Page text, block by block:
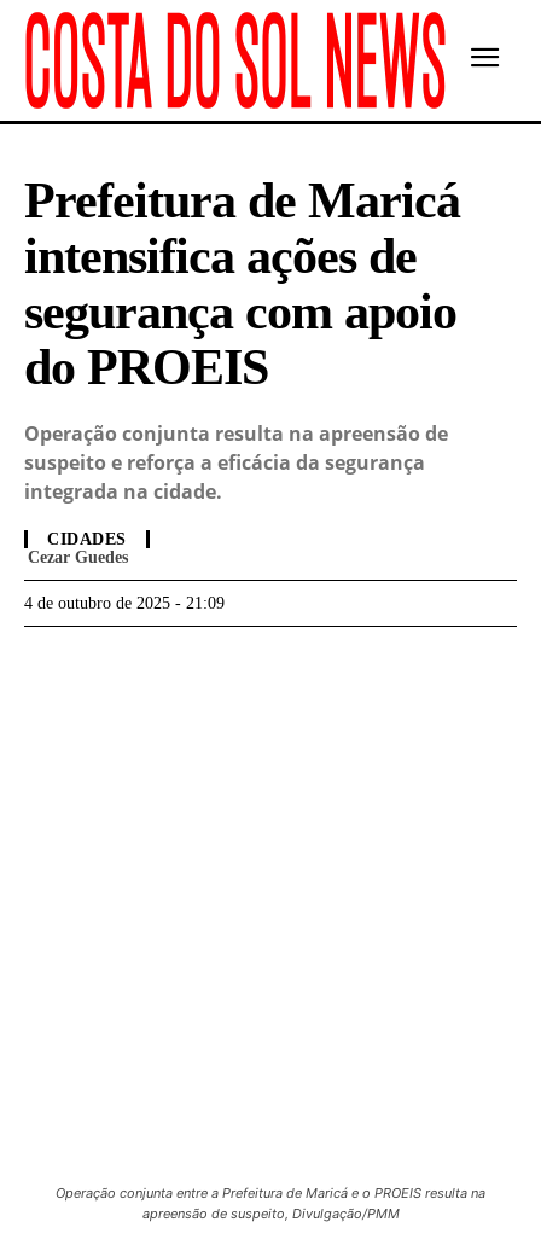
Prefeitura de Maricá
intensifica ações de
segurança com apoio
do PROEIS
Operação conjunta resulta na apreensão de
suspeito e reforça a eficácia da segurança
integrada na cidade.
CIDADES
Cezar Guedes
4 de outubro de 2025 - 21:09
Operação conjunta entre a Prefeitura de Maricá e o PROEIS resulta na
apreensão de suspeito, Divulgação/PMM